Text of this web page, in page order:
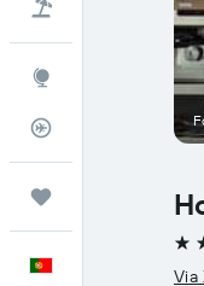
Monitorizador
3
Via